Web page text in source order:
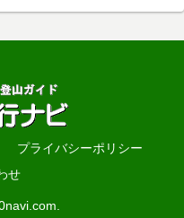
プライバシーポリシー
せ